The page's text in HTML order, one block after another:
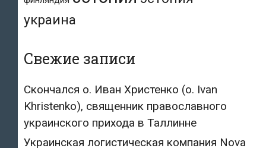
украина
Свежие записи
Скончался о. Иван Христенко (о. Ivan
Khristenko), священник православного
украинского прихода в Таллинне
Украинская логистическая компания Nova